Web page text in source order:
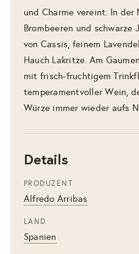
und Charme vereint. In der
Brombeeren und
von Cassis, feinem
Hauch Lakritze. Am
mit frisch-fruchtigem
temperamentvoller Wein,
Würze immer wieder aufs
Details
PRODUZENT
Alfredo Arribas
LAND
Spanien